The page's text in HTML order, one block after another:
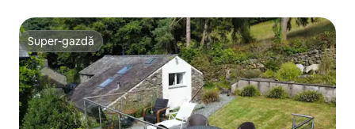
Super-gazdă
Super-gazdă